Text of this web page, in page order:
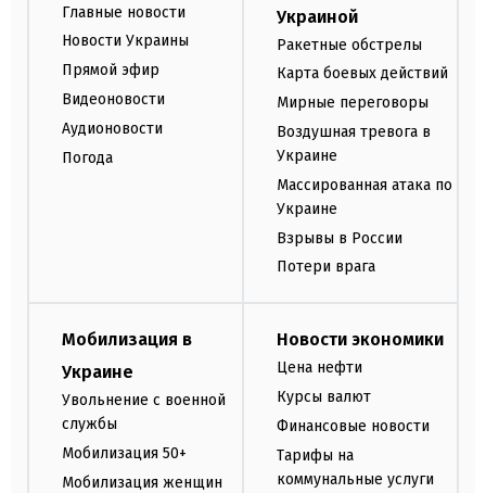
Главные новости
Новости Украины
Прямой эфир
Видеоновости
Аудионовости
Погода
Украиной
Ракетные обстрелы
Карта боевых действий
Мирные переговоры
Воздушная тревога в
Украине
Массированная атака по
Украине
Взрывы в России
Потери врага
Мобилизация в
Украине
Увольнение с военной
службы
Мобилизация 50+
Мобилизация женщин
Новости экономики
Цена нефти
Курсы валют
Финансовые новости
Тарифы на
коммунальные услуги